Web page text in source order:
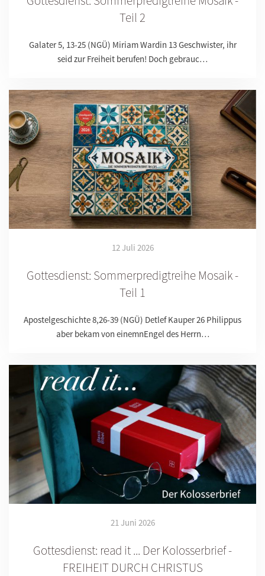
Teil 2
Galater 5, 13-25 (NGÜ) Miriam Wardin 13 Geschwister, ihr
seid zur Freiheit berufen! Doch gebrauc…
12 Juli 2026
Gottesdienst: Sommerpredigtreihe Mosaik -
Teil 1
Apostelgeschichte 8,26-39 (NGÜ) Detlef Kauper 26 Philippus
aber bekam von einemnEngel des Herrn…
21 Juni 2026
Gottesdienst: read it ... Der Kolosserbrief -
FREIHEIT DURCH CHRISTUS